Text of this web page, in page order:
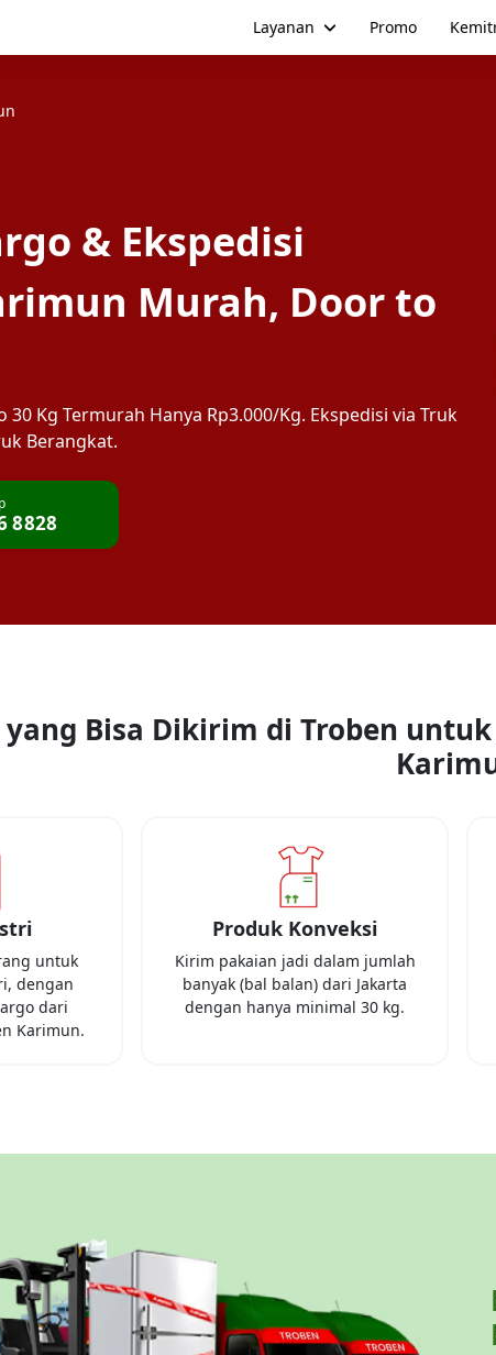
Layanan Promo
& Ekspedisi
Murah, Door to
Kg Termurah Hanya Rp3.000/Kg. Ekspedisi via Truk
Berangkat.
8828
Bisa Dikirim di Troben untuk
untuk
dengan
dari
Karimun.
Produk Konveksi
Kirim pakaian jadi dalam jumlah
banyak (bal balan) dari Jakarta
dengan hanya minimal 30 kg.